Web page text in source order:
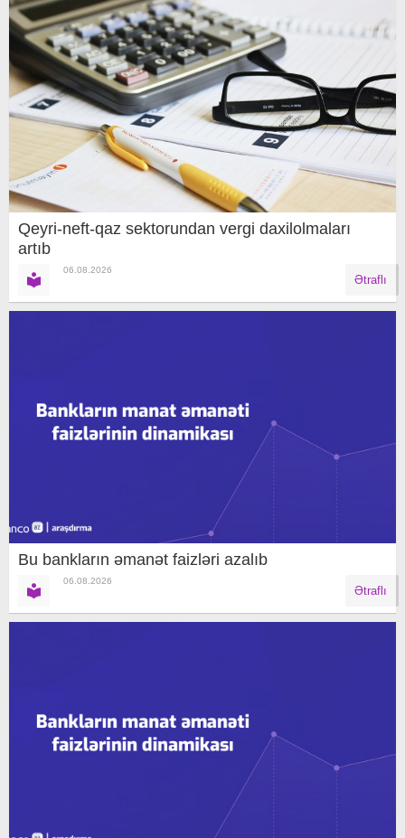
Qeyri-neft-qaz sektorundan vergi daxilolmaları
artıb
06.08.2026
Ətraflı
Bu bankların əmanət faizləri azalıb
06.08.2026
Ətraflı